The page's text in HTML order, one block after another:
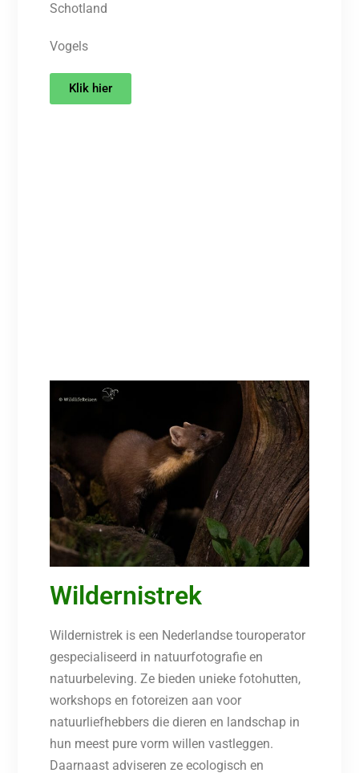
Schotland
Vogels
Klik hier
Wildernistrek
Wildernistrek is een Nederlandse touroperator
gespecialiseerd in natuurfotografie en
natuurbeleving. Ze bieden unieke fotohutten,
workshops en fotoreizen aan voor
natuurliefhebbers die dieren en landschap in
hun meest pure vorm willen vastleggen.
Daarnaast adviseren ze ecologisch en